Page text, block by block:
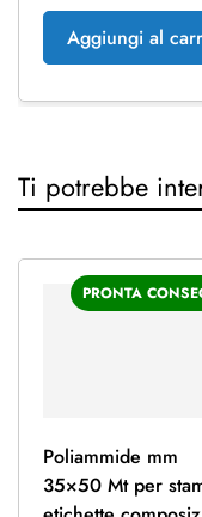
Aggiungi al
Ti potrebbe
PRONTA
Poliammide mm
35×50 Mt per